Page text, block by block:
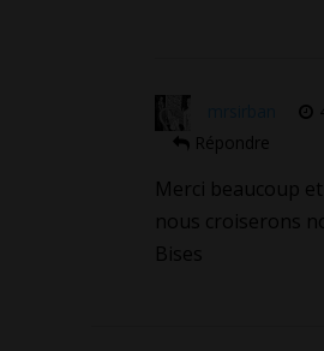
Répondre
Merci beaucoup
nous croiserons
Bises